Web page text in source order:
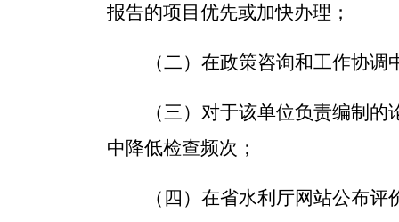
报告的项目优先或加快办理；
（二） 在政策咨询和工作协调
（三） 对于该单位负责编制的
中降低检查频次；
（四） 在省水利厅网站公布评